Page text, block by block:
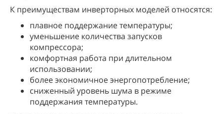
К преимуществам инверторных моделей относятся:
плавное поддержание температуры;
уменьшение количества запусков
компрессора;
комфортная работа при длительном
использовании;
более экономичное энергопотребление;
сниженный уровень шума в режиме
поддержания температуры.